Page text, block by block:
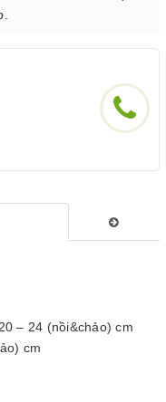
– 24 (nồi&chảo) cm
cm